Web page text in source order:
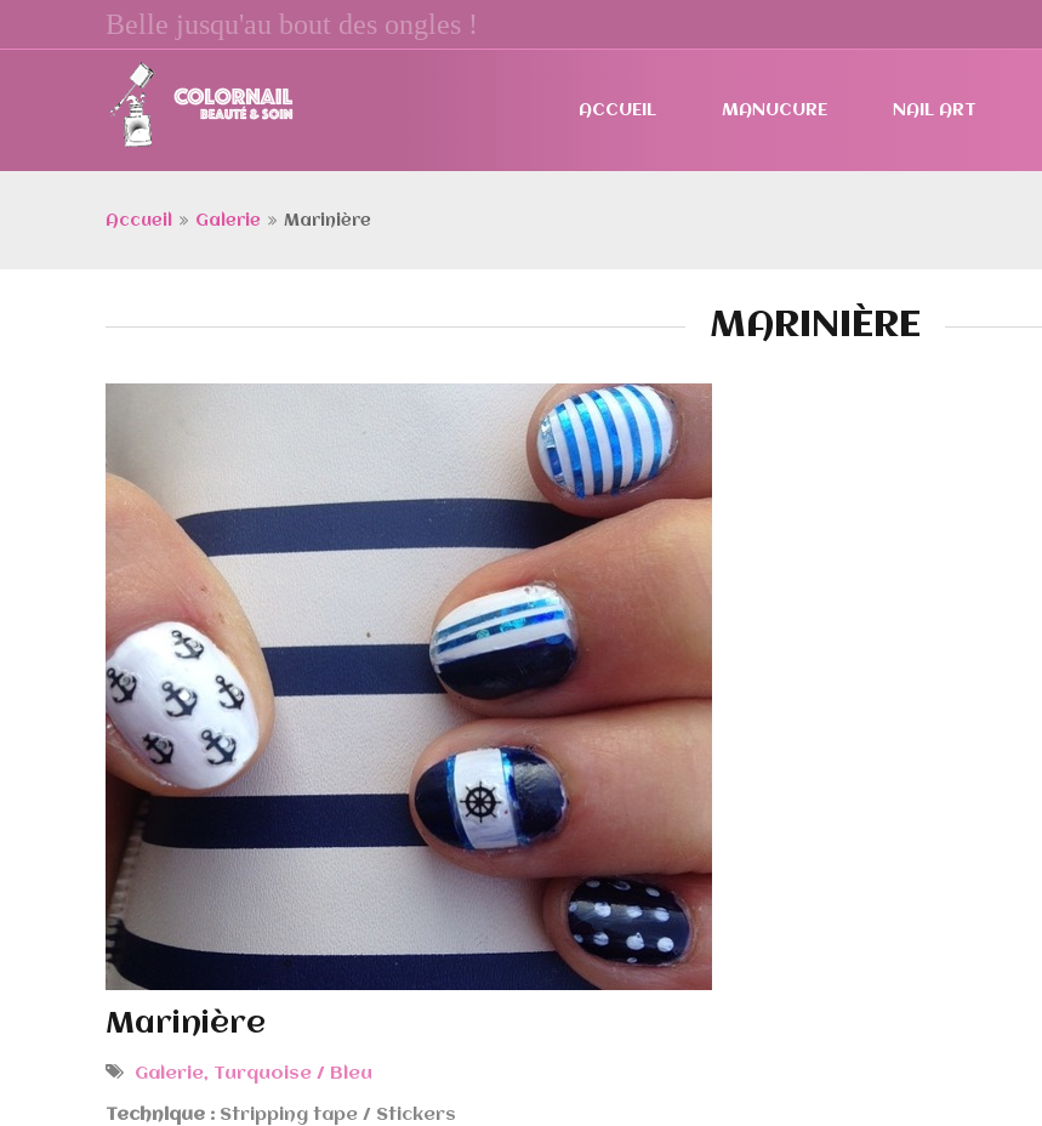
Belle jusqu'au bout des ongles !
ACCUEIL MANUCURE NAIL ART
Accueil Galerie Marinière
MARINIÈRE
Marinière
Galerie, Turquoise / Bleu
Technique : Stripping tape / Stickers